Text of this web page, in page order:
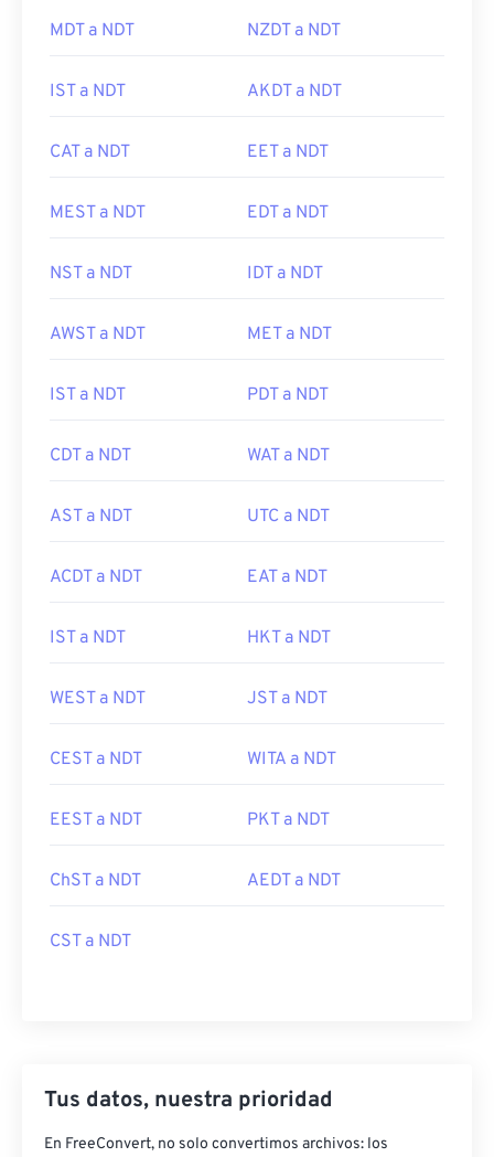
MDT a NDT NZDT a NDT
IST a NDT AKDT a NDT
CAT a NDT EET a NDT
MEST a NDT EDT a NDT
NST a NDT IDT a NDT
AWST a NDT MET a NDT
IST a NDT PDT a NDT
CDT a NDT WAT a NDT
AST a NDT UTC a NDT
ACDT a NDT EAT a NDT
IST a NDT HKT a NDT
WEST a NDT JST a NDT
CEST a NDT WITA a NDT
EEST a NDT PKT a NDT
ChST a NDT AEDT a NDT
CST a NDT
Tus datos, nuestra prioridad
En FreeConvert, no solo convertimos archivos: los